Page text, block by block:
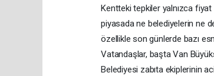
Kentteki tepkiler yalnızca
piyasada ne belediyelerin ne
özellikle son günlerde bazı
Vatandaşlar, başta Van
Belediyesi zabıta ekiplerinin